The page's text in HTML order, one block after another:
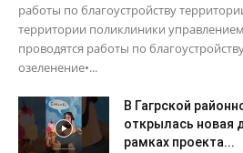
работы по благоустройству
территории поликлиники
проводятся работы по
озеленение•...
В Гагрской
открылась новая
рамках проекта...